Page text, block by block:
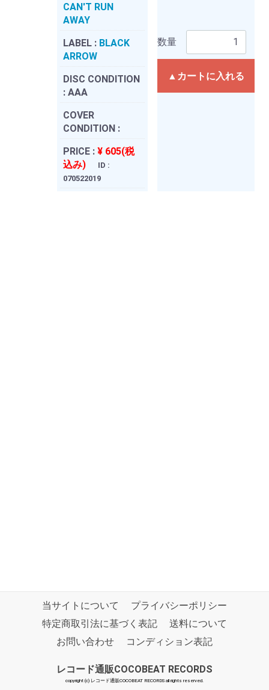
CAN'T RUN
AWAY
LABEL : BLACK
ARROW
DISC CONDITION
: AAA
COVER
CONDITION :
PRICE : ¥ 605(税
込み)
ID :
070522019
数量
▲カートに入れる
当サイトについて
プライバシーポリシー
特定商取引法に基づく表記
送料について
お問い合わせ
コンディション表記
レコード通販COCOBEAT RECORDS
copyright (c) レコード通販COCOBEAT RECORDS all rights reserved.